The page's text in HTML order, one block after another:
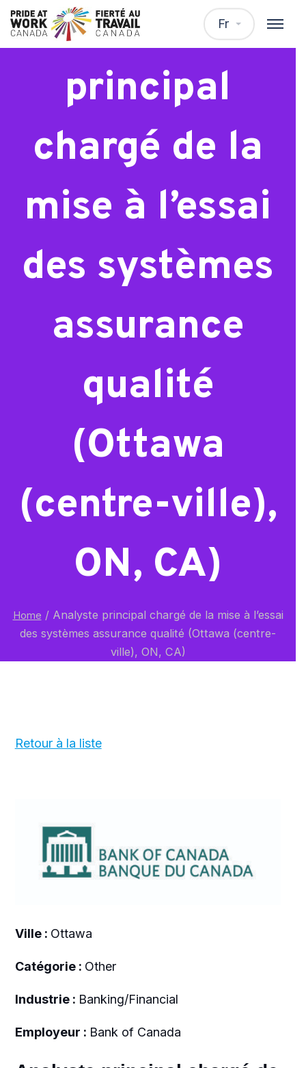
Fr
Analyste
principal
chargé de la
mise à l’essai
des systèmes
assurance
qualité
(Ottawa
(centre-ville),
ON, CA)
Home /Analyste principal chargé de la mise à l’essai
des systèmes assurance qualité (Ottawa (centre-
ville), ON, CA)
Retour à la liste
Ville : Ottawa
Catégorie : Other
Industrie : Banking/Financial
Employeur : Bank of Canada